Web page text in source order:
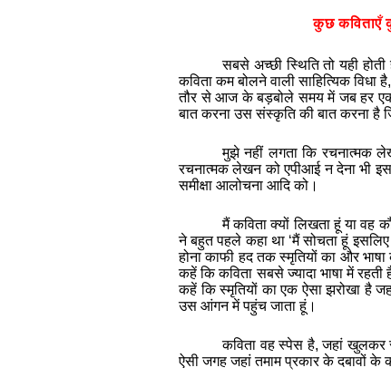
कुछ कविताएँ
सबसे अच्छी स्थिति तो यही होती
कविता कम बोलने वाली साहित्यिक विधा है
तौर से आज के बड़बोले समय में जब हर
बात करना उस संस्कृति की बात करना है
मुझे नहीं लगता कि रचनात्मक
रचनात्मक लेखन को एपीआई न देना भी
समीक्षा आलोचना आदि को।
मैं कविता क्यों लिखता हूं या वह
ने बहुत पहले कहा था‘मैं सोचता हूं इसलिए
होना काफी हद तक स्मृतियों का और भाषा
कहें कि कविता सबसे ज्यादा भाषा में रहती
कहें कि स्मृतियों का एक ऐसा झरोखा है
उस आंगन में पहुंच जाता हूं।
कविता वह स्‍पेस है,जहां खुलकर
ऐसी जगह जहां तमाम प्रकार के दबावों के